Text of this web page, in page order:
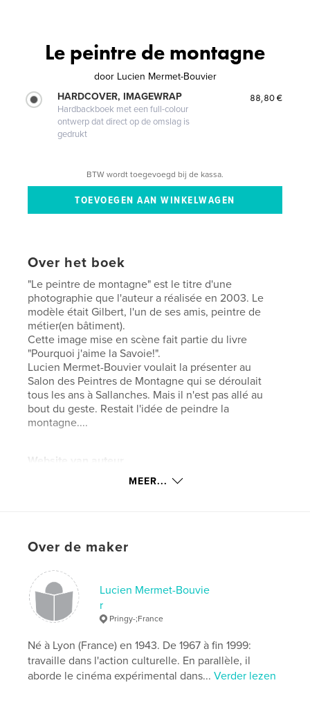
Le peintre de montagne
door Lucien Mermet-Bouvier
HARDCOVER, IMAGEWRAP
Hardbackboek met een full-colour
ontwerp dat direct op de omslag is
gedrukt
88,80 €
BTW wordt toegevoegd bij de kassa.
Over het boek
"Le peintre de montagne" est le titre d'une
photographie que l'auteur a réalisée en 2003. Le
modèle était Gilbert, l'un de ses amis, peintre de
métier(en bâtiment).
Cette image mise en scène fait partie du livre
"Pourquoi j'aime la Savoie!".
Lucien Mermet-Bouvier voulait la présenter au
Salon des Peintres de Montagne qui se déroulait
tous les ans à Sallanches. Mais il n'est pas allé au
bout du geste. Restait l'idée de peindre la
montagne....
Website van auteur
https://www.Lucien-Mermet-Bouvier.com
Hoofdcategorie: Kunst & Fotografie
Aanvullende categorieën
Projectoptie:
Groot vierkant, 30×30 cm
Aantal pagina's:
TaalFrench
Trefwoorden
MEER...
Over de maker
Lucien Mermet-Bouvie
r
Pringy-;France
Né à Lyon (France) en 1943. De 1967 à fin 1999:
travaille dans l'action culturelle. En parallèle, il
aborde le cinéma expérimental dans...Verder lezen